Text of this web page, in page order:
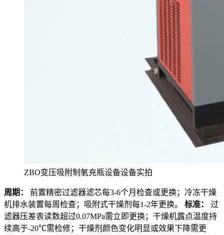
ZBO变压吸附制氧充瓶设备设备实拍
周期：
前置精密过滤器滤芯每3-6个月检查或更换；冷冻干燥
机排水装置每周检查；吸附式干燥剂每1-2年更换。 标准：
过
滤器压差表读数超过0.07MPa需立即更换；干燥机露点温度持
续高于-20℃需检修；干燥剂颜色变化明显或效果下降需更